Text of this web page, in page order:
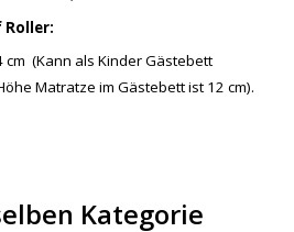
Roller:
cm (Kann als Kinder Gästebett
Matratze im Gästebett ist 12 cm).
Kategorie